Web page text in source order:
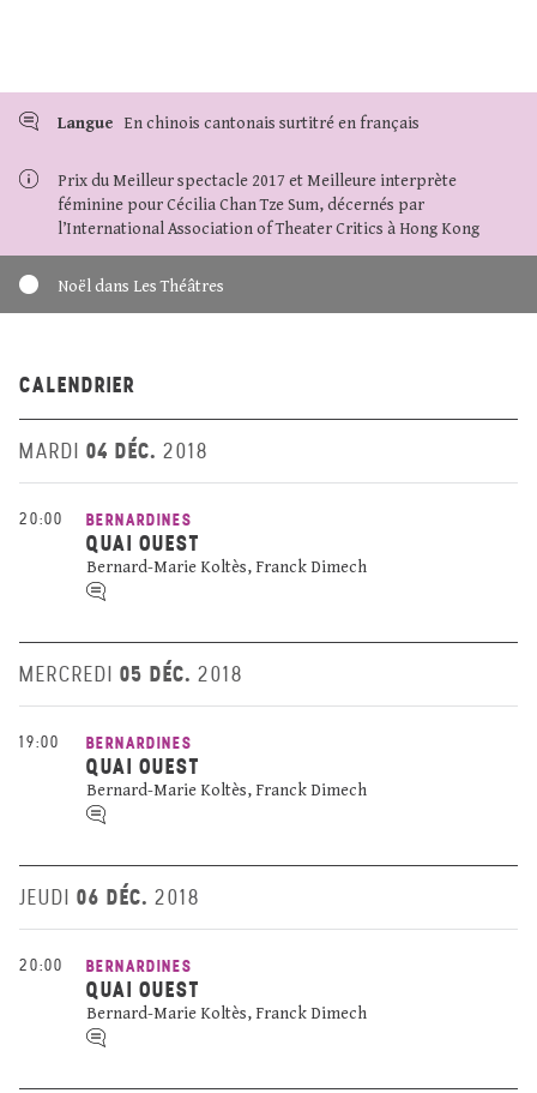
Langue En chinois cantonais surtitré en français
Prix du Meilleur spectacle 2017 et Meilleure interprète
féminine pour Cécilia Chan Tze Sum, décernés par
l’International Association of Theater Critics à Hong Kong
Noël dans Les Théâtres
CALENDRIER
MARDI 04 DÉC. 2018
20:00 BERNARDINES
QUAI OUEST
Bernard-Marie Koltès, Franck Dimech
MERCREDI 05 DÉC. 2018
19:00 BERNARDINES
QUAI OUEST
Bernard-Marie Koltès, Franck Dimech
JEUDI 06 DÉC. 2018
20:00 BERNARDINES
QUAI OUEST
Bernard-Marie Koltès, Franck Dimech